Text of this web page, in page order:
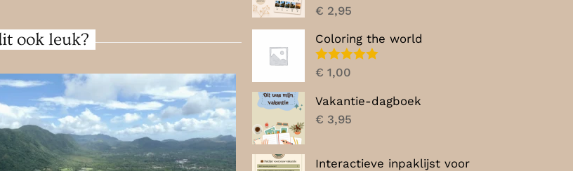
ook leuk?
€ 2,95
Coloring the world
Gewaardeerd
5.00
€ 1,00
Vakantie-dagboek
€ 3,95
Interactieve inpaklijst voor